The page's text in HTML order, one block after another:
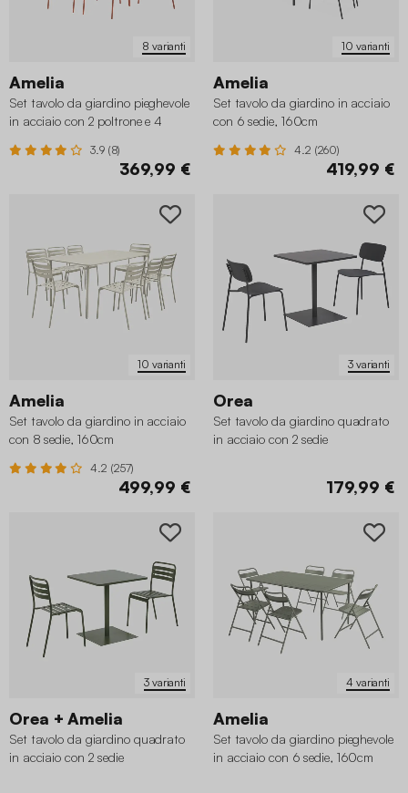
8 varianti
Amelia
Set tavolo da giardino pieghevole
in acciaio con 2 poltrone e 4
3.9 (8)
369,99 €
10 varianti
Amelia
Set tavolo da giardino in acciaio
con 6 sedie, 160cm
4.2 (260)
419,99 €
10 varianti
Amelia
Set tavolo da giardino in acciaio
con 8 sedie, 160cm
4.2 (257)
499,99 €
3 varianti
Orea
Set tavolo da giardino quadrato
in acciaio con 2 sedie
179,99 €
3 varianti
Orea + Amelia
Set tavolo da giardino quadrato
in acciaio con 2 sedie
4 varianti
Amelia
Set tavolo da giardino pieghevole
in acciaio con 6 sedie, 160cm